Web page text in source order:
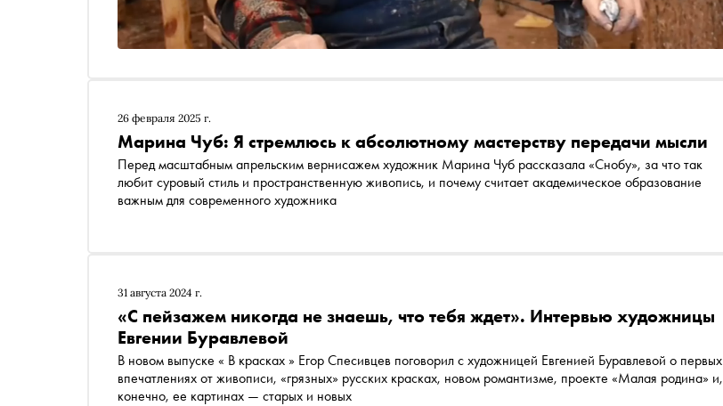
26 февраля 2025 г.
Марина Чуб: Я стремлюсь к абсолютному мастерству передачи мысли
Перед масштабным апрельским вернисажем художник Марина Чуб рассказала «Снобу», за что так
любит суровый стиль и пространственную живопись, и почему считает академическое образование
важным для современного художника
31 августа 2024 г.
«С пейзажем никогда не знаешь, что тебя ждет». Интервью художницы
Евгении Буравлевой
В новом выпуске « В красках » Егор Спесивцев поговорил с художницей Евгенией Буравлевой о первых
впечатлениях от живописи, «грязных» русских красках, новом романтизме, проекте «Малая родина» и,
конечно, ее картинах — старых и новых